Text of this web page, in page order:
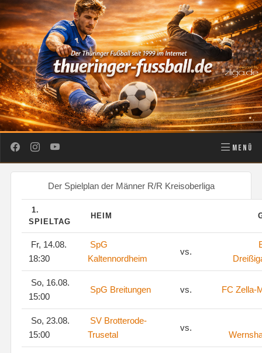
MENÜ
Der Spielplan der Männer R/R Kreisoberliga
1.
SPIELTAG
HEIM
Fr, 14.08.
18:30
SpG
Kaltennordheim
vs.
So, 16.08.
15:00
SpG Breitungen vs. FC Zella-
So, 23.08.
15:00
SV Brotterode-
Trusetal
vs.